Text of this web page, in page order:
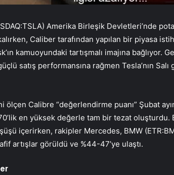
Amerika Birleşik Devletleri’nde
Caliber tarafından yapılan bir piyasa
kamuoyundaki tartışmalı imajına bağlıyor.
satış performansına rağmen Tesla’nın Salı
Calibre “değerlendirme puanı” Şubat
en yüksek değerle tam bir tezat oluşturdu.
içerirken, rakipler Mercedes, BMW
artışlar görüldü ve %44-47’ye ulaştı.